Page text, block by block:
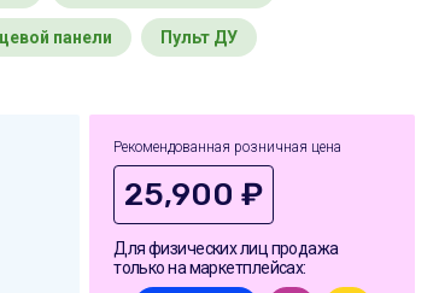
панели Пульт ДУ
Рекомендованная розничная цена
25,900 ₽
Для физических лиц продажа
только на маркетплейсах: